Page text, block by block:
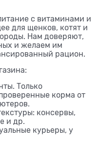
с витаминами и
для щенков, котят и
Нам доверяют,
и желаем им
рацион.
Только
корма от
консервы,
и др.
курьеры, у